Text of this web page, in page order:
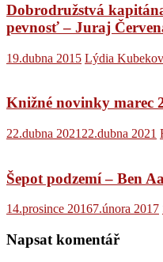
Dobrodružstvá
pevnosť – Juraj
19.dubna 2015 Lýdia
Knižné novinky marec
22.dubna 2021 22.dubna 2021
Šepot podzemí – Ben
14.prosince 20167.února 2017
Napsat komentář